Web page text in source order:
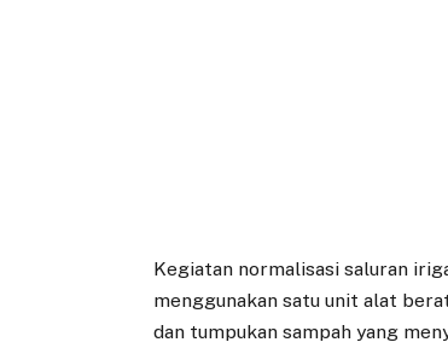
Kegiatan normalisasi saluran
menggunakan satu unit alat
dan tumpukan sampah yang